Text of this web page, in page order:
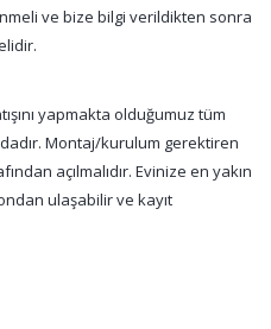
ve bize bilgi verildikten sonra
yapmakta olduğumuz tüm
Montaj/kurulum gerektiren
açılmalıdır. Evinize en yakın
ulaşabilir ve kayıt